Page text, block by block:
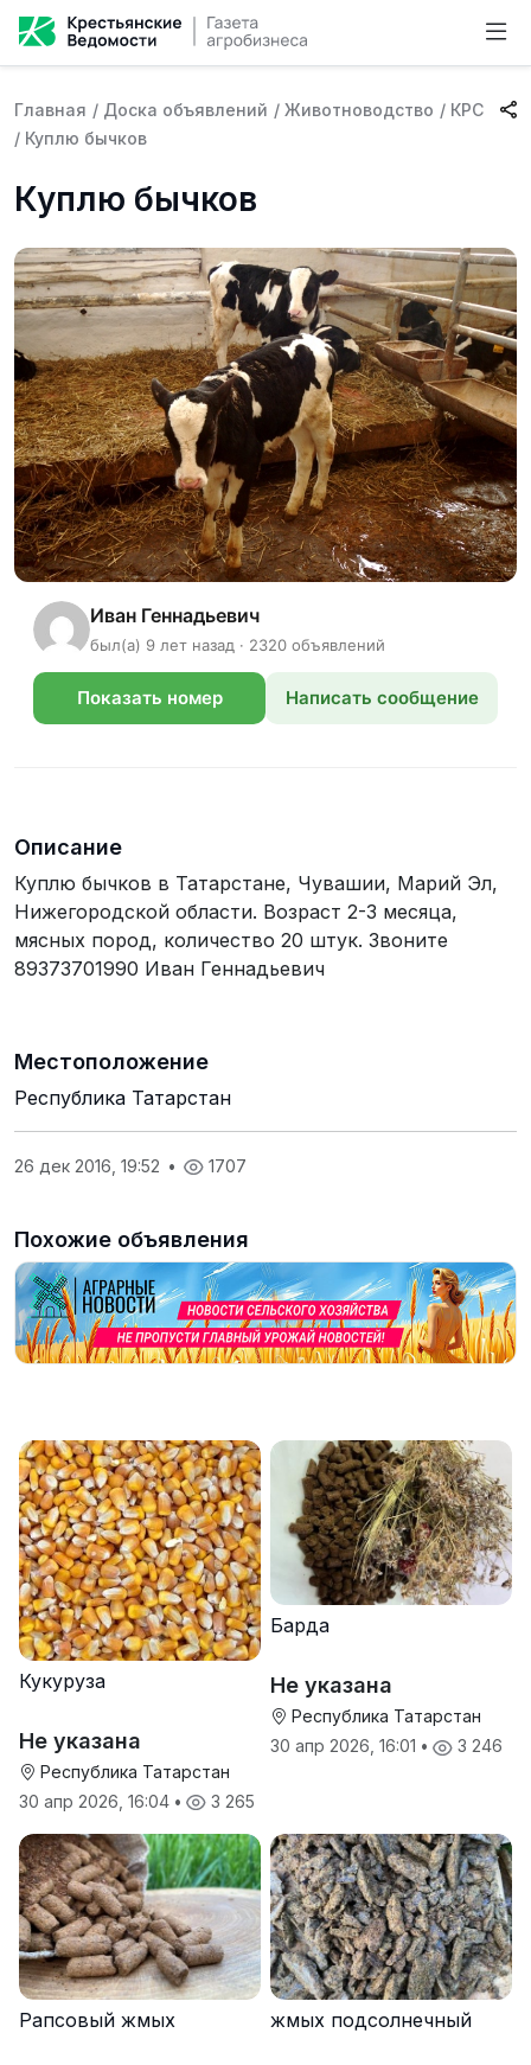
Главная / Доска объявлений / Животноводство / КРС
/ Куплю бычков
Куплю бычков
Иван Геннадьевич
был(а) 9 лет назад · 2320 объявлений
Показать номер Написать сообщение
Описание
Куплю бычков в Татарстане, Чувашии, Марий Эл,
Нижегородской области. Возраст 2-3 месяца,
мясных пород, количество 20 штук. Звоните
89373701990 Иван Геннадьевич
Местоположение
Республика Татарстан
26 дек 2016, 19:52 • 1707
Похожие объявления
Кукуруза
Не указана
Республика Татарстан
30 апр 2026, 16:04 • 3 265
Барда
Не указана
Республика Татарстан
30 апр 2026, 16:01 • 3 246
Рапсовый жмых жмых подсолнечный